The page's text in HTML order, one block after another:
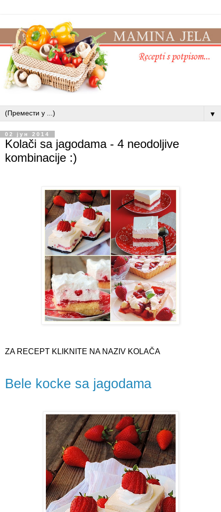
▼
02 јун 2014
Kolači sa jagodama - 4 neodoljive
kombinacije :)
ZA RECEPT KLIKNITE NA NAZIV KOLAČA
Bele kocke sa jagodama